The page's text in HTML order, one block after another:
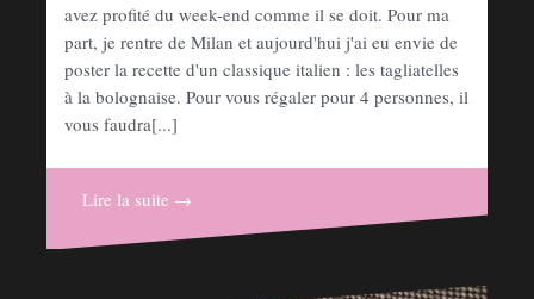
avez profité du week-end comme il se doit. Pour ma
part, je rentre de Milan et aujourd'hui j'ai eu envie de
poster la recette d'un classique italien : les tagliatelles
à la bolognaise. Pour vous régaler pour 4 personnes, il
vous faudra[...]
Lire la suite →